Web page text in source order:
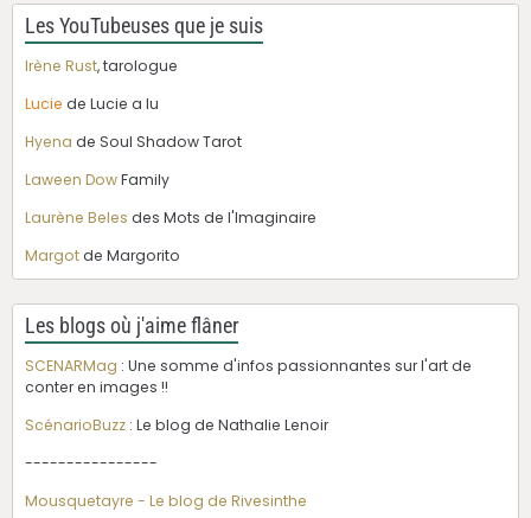
Les YouTubeuses que je suis
Irène Rust, tarologue
Lucie de Lucie a lu
Hyena de Soul Shadow Tarot
Laween DowFamily
Laurène Beles des Mots de l'Imaginaire
Margotde Margorito
Les blogs où j'aime flâner
SCENARMag : Une somme d'infos passionnantes sur l'art de
conter en images !!
ScénarioBuzz : Le blog de Nathalie Lenoir
----------------
Mousquetayre - Le blog de Rivesinthe